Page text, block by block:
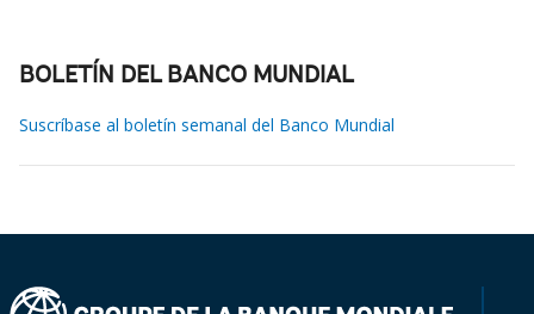
BOLETÍN DEL BANCO MUNDIAL
Suscríbase al boletín semanal del Banco Mundial